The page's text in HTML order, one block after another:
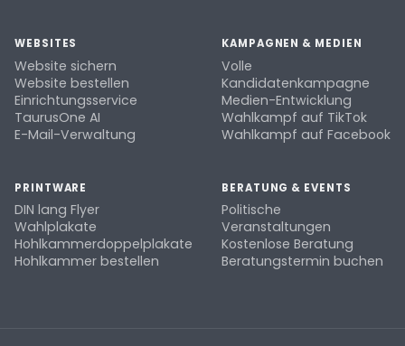
WEBSITES
Website sichern
Website bestellen
Einrichtungsservice
TaurusOne AI
E-Mail-Verwaltung
KAMPAGNEN & MEDIEN
Volle
Kandidatenkampagne
Medien-Entwicklung
Wahlkampf auf TikTok
Wahlkampf auf Facebook
PRINTWARE
DIN lang Flyer
Wahlplakate
Hohlkammerdoppelplakate
Hohlkammer bestellen
BERATUNG & EVENTS
Politische
Veranstaltungen
Kostenlose Beratung
Beratungstermin buchen